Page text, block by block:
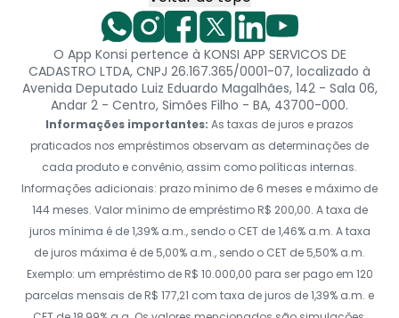
O App Konsi pertence à KONSI APP SERVICOS DE
CADASTRO LTDA, CNPJ 26.167.365/0001-07, localizado à
Avenida Deputado Luiz Eduardo Magalhães, 142 - Sala 06,
Andar 2 - Centro, Simões Filho - BA, 43700-000.
Informações importantes: As taxas de juros e prazos
praticados nos empréstimos observam as determinações de
cada produto e convênio, assim como políticas internas.
Informações adicionais: prazo mínimo de 6 meses e máximo de
144 meses. Valor mínimo de empréstimo R$ 200,00. A taxa de
juros mínima é de 1,39% a.m., sendo o CET de 1,46% a.m. A taxa
de juros máxima é de 5,00% a.m., sendo o CET de 5,50% a.m.
Exemplo: um empréstimo de R$ 10.000,00 para ser pago em 120
parcelas mensais de R$ 177,21 com taxa de juros de 1,39% a.m. e